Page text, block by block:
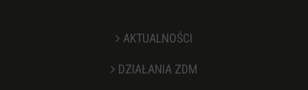
AKTUALNOŚCI
DZIAŁANIA ZDM